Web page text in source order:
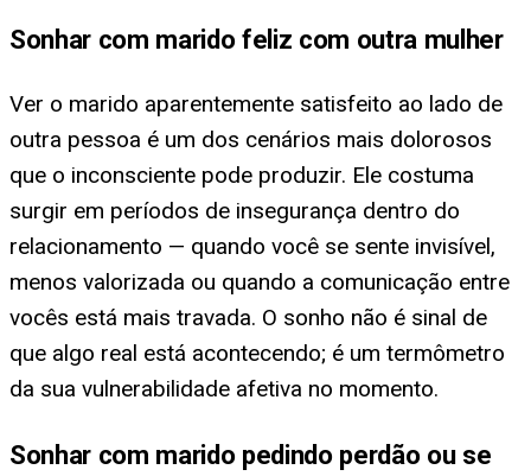
Sonhar com marido feliz com outra mulher
Ver o marido aparentemente satisfeito ao lado de
outra pessoa é um dos cenários mais dolorosos
que o inconsciente pode produzir. Ele costuma
surgir em períodos de insegurança dentro do
relacionamento — quando você se sente invisível,
menos valorizada ou quando a comunicação entre
vocês está mais travada. O sonho não é sinal de
que algo real está acontecendo; é um termômetro
da sua vulnerabilidade afetiva no momento.
Sonhar com marido pedindo perdão ou se